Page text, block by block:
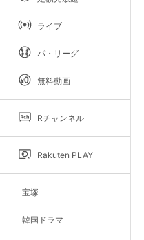
ライブ
パ・リーグ
無料動画
Rチャンネル
Rakuten PLAY
宝塚
韓国ドラマ